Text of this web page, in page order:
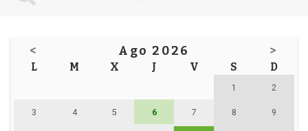
< Ago 2026 >
L M X J V S D
1 2
3 4 5 6 7 8 9